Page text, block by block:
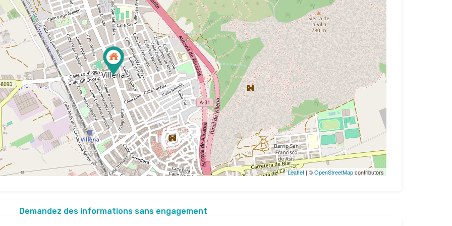
Leaflet | ©OpenStreetMapcontributors
Demandez des informations sans engagement